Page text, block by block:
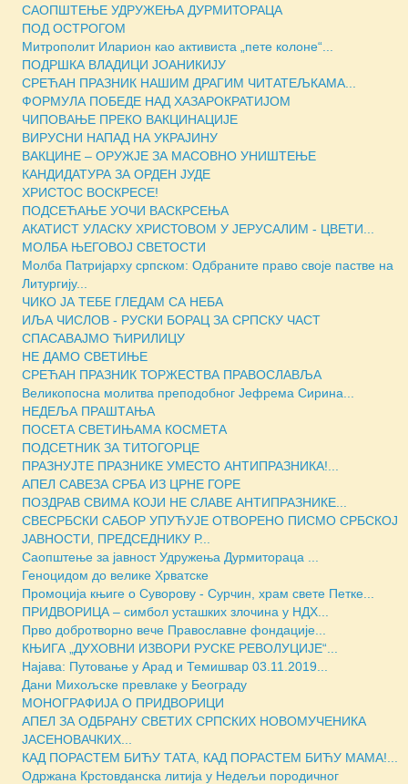
САОПШТЕЊЕ УДРУЖЕЊА ДУРМИТОРАЦА
ПОД ОСТРОГОМ
Митрополит Иларион као активиста „пете колоне“...
ПОДРШКА ВЛАДИЦИ ЈОАНИКИЈУ
СРЕЋАН ПРАЗНИК НАШИМ ДРАГИМ ЧИТАТЕЉКАМА...
ФОРМУЛА ПОБЕДЕ НАД ХАЗАРОКРАТИЈОМ
ЧИПОВАЊЕ ПРЕКО ВАКЦИНАЦИЈЕ
ВИРУСНИ НАПАД НА УКРАЈИНУ
ВАКЦИНЕ – ОРУЖЈЕ ЗА МАСOВНО УНИШТЕЊЕ
КАНДИДАТУРА ЗА ОРДЕН ЈУДЕ
ХРИСТОС ВОСКРЕСЕ!
ПОДСЕЋАЊЕ УОЧИ ВАСКРСЕЊА
АКАТИСТ УЛАСКУ ХРИСТОВОМ У ЈЕРУСАЛИМ - ЦВЕТИ...
МОЛБА ЊЕГОВОЈ СВЕТОСТИ
Молба Патријарху српском: Одбраните право своје пастве на
Литургију...
ЧИКО ЈА ТЕБЕ ГЛЕДАМ СА НЕБА
ИЉА ЧИСЛОВ - РУСКИ БОРАЦ ЗА СРПСКУ ЧАСТ
СПАСАВАЈМО ЋИРИЛИЦУ
НЕ ДАМО СВЕТИЊЕ
СРЕЋАН ПРАЗНИК ТОРЖЕСТВА ПРАВОСЛАВЉА
Великопосна молитва преподобног Јефрема Сирина...
НЕДЕЉА ПРАШТАЊА
ПОСЕТА СВЕТИЊАМА КОСМЕТА
ПОДСЕТНИК ЗА ТИТОГОРЦЕ
ПРАЗНУЈТЕ ПРАЗНИКЕ УМЕСТО АНТИПРАЗНИКА!...
АПЕЛ САВЕЗА СРБА ИЗ ЦРНЕ ГОРЕ
ПОЗДРАВ СВИМА КОЈИ НЕ СЛАВЕ АНТИПРАЗНИКЕ...
СВЕСРБСКИ САБОР УПУЋУЈЕ ОТВОРЕНО ПИСМО СРБСКОЈ
ЈАВНОСТИ, ПРЕДСЕДНИКУ Р...
Саопштење за јавност Удружења Дурмитораца ...
Геноцидом до велике Хрватске
Промоција књиге о Суворову - Сурчин, храм свете Петке...
ПРИДВОРИЦА – симбол усташких злочина у НДХ...
Прво добротворно вече Православне фондације...
КЊИГА „ДУХОВНИ ИЗВОРИ РУСКЕ РЕВОЛУЦИJЕ“...
Најава: Путовање у Арад и Темишвар 03.11.2019...
Дани Михољске превлаке у Београду
МОНОГРАФИЈА О ПРИДВОРИЦИ
АПЕЛ ЗА ОДБРАНУ СВЕТИХ СРПСКИХ НОВОМУЧЕНИКА
ЈАСЕНОВАЧКИХ...
КАД ПОРАСТЕМ БИЋУ ТАТА, КАД ПОРАСТЕМ БИЋУ МАМА!...
Одржана Крстовданска литија у Недељи породичног